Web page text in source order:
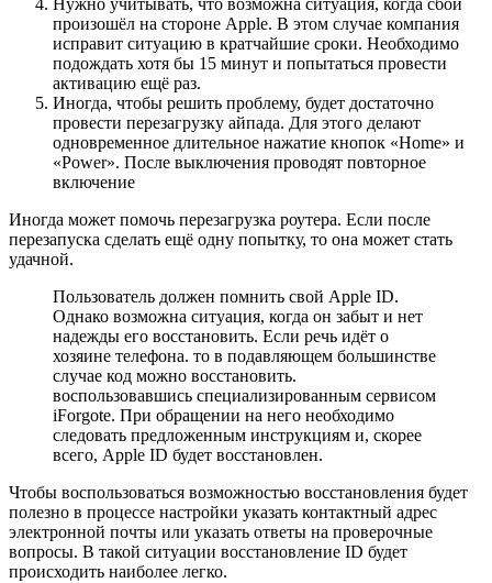
Нужно учитывать, что возможна ситуация, когда сбой
произошёл на стороне Apple. В этом случае компания
исправит ситуацию в кратчайшие сроки. Необходимо
подождать хотя бы 15 минут и попытаться провести
активацию ещё раз.
Иногда, чтобы решить проблему, будет достаточно
провести перезагрузку айпада. Для этого делают
одновременное длительное нажатие кнопок «Home» и
«Power». После выключения проводят повторное
включение
Иногда может помочь перезагрузка роутера. Если после
перезапуска сделать ещё одну попытку, то она может стать
удачной.
Пользователь должен помнить свой Apple ID.
Однако возможна ситуация, когда он забыт и нет
надежды его восстановить. Если речь идёт о
хозяине телефона. то в подавляющем большинстве
случае код можно восстановить.
воспользовавшись специализированным сервисом
iForgote. При обращении на него необходимо
следовать предложенным инструкциям и, скорее
всего, Apple ID будет восстановлен.
Чтобы воспользоваться возможностью восстановления будет
полезно в процессе настройки указать контактный адрес
электронной почты или указать ответы на проверочные
вопросы. В такой ситуации восстановление ID будет
происходить наиболее легко.